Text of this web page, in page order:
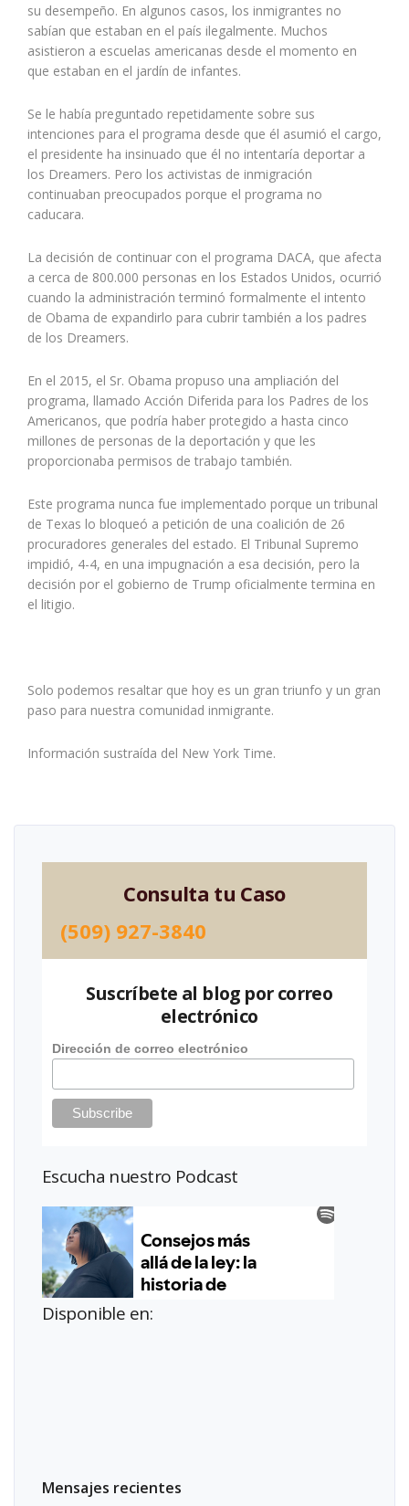
su desempeño. En algunos casos, los inmigrantes no
sabían que estaban en el país ilegalmente. Muchos
asistieron a escuelas americanas desde el momento en
que estaban en el jardín de infantes.
Se le había preguntado repetidamente sobre sus
intenciones para el programa desde que él asumió el cargo,
el presidente ha insinuado que él no intentaría deportar a
los Dreamers. Pero los activistas de inmigración
continuaban preocupados porque el programa no
caducara.
La decisión de continuar con el programa DACA, que afecta
a cerca de 800.000 personas en los Estados Unidos, ocurrió
cuando la administración terminó formalmente el intento
de Obama de expandirlo para cubrir también a los padres
de los Dreamers.
En el 2015, el Sr. Obama propuso una ampliación del
programa, llamado Acción Diferida para los Padres de los
Americanos, que podría haber protegido a hasta cinco
millones de personas de la deportación y que les
proporcionaba permisos de trabajo también.
Este programa nunca fue implementado porque un tribunal
de Texas lo bloqueó a petición de una coalición de 26
procuradores generales del estado. El Tribunal Supremo
impidió, 4-4, en una impugnación a esa decisión, pero la
decisión por el gobierno de Trump oficialmente termina en
el litigio.
Solo podemos resaltar que hoy es un gran triunfo y un gran
paso para nuestra comunidad inmigrante.
Información sustraída del New York Time.
Consulta tu Caso
(509) 927-3840
Suscríbete al blog por correo
electrónico
Dirección de correo electrónico
Escucha nuestro Podcast
Disponible en:
Mensajes recientes